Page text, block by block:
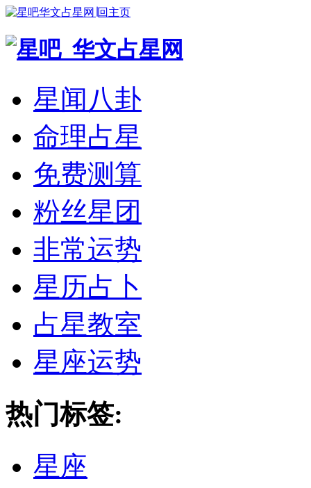
华文占星网∣回主页
星闻八卦
命理占星
免费测算
粉丝星团
非常运势
星历占卜
占星教室
星座运势
热门标签:
星座